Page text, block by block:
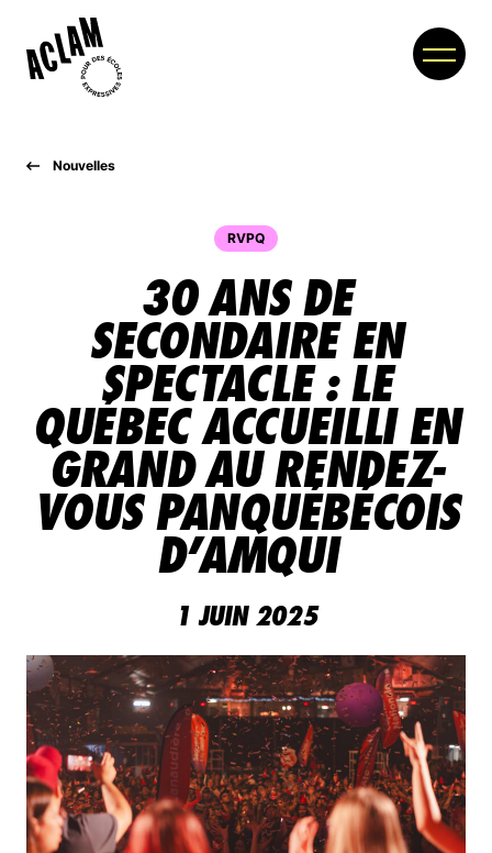
PARTENAIRES
NOUVELLES
COLLOQUE
BOUTIQUE
FAIRE UN DON
NOUS JOINDRE
Nouvelles
RVPQ
30 ANS DE
SECONDAIRE EN
SPECTACLE : LE
QUÉBEC ACCUEILLI EN
GRAND AU RENDEZ-
VOUS PANQUÉBÉCOIS
D’AMQUI
1 JUIN 2025